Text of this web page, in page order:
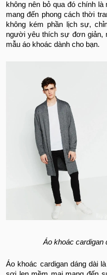
không nên bỏ qua đó chính
mang đến phong cách thời
không kém phần lịch sự,
người yêu thích sự đơn giản,
mẫu áo khoác dành cho bạn.
Áo khoác cardigan
Áo khoác cardigan dáng dài